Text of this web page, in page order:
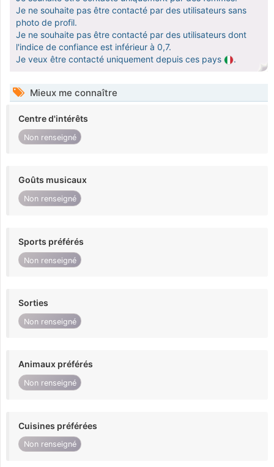
Je ne souhaite pas être contacté par des utilisateurs sans
photo de profil.
Je ne souhaite pas être contacté par des utilisateurs dont
l'indice de confiance est inférieur à 0,7.
Je veux être contacté uniquement depuis ces pays
.
Mieux me connaître
Centre d'intérêts
Non renseigné
Goûts musicaux
Non renseigné
Sports préférés
Non renseigné
Sorties
Non renseigné
Animaux préférés
Non renseigné
Cuisines préférées
Non renseigné